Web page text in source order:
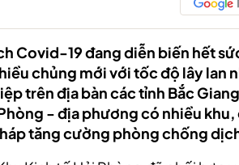
Covid-19 đang diễn biến hết
chủng mới với tốc độ lây lan
trên địa bàn các tỉnh Bắc
- địa phương có nhiều
tăng cường phòng chống